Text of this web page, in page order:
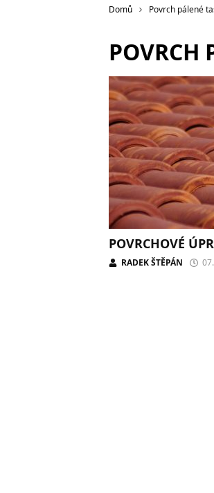
Domů Povrch pálené
POVRCH
POVRCHOVÉ
RADEK ŠTĚPÁN